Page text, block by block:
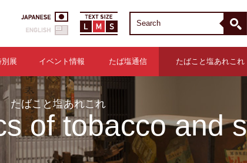
別展 イベント情報 たば塩通信 たばこと塩あれこれ
たばこと塩あれこれ
of tobacco and